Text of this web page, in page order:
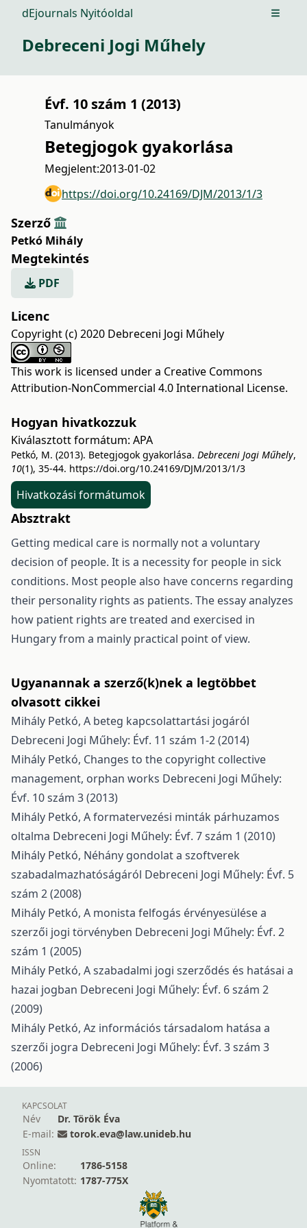
dEjournals Nyitóoldal Open
Debreceni Jogi Műhely
Évf. 10 szám 1 (2013)
Tanulmányok
Betegjogok gyakorlása
Megjelent:2013-01-02
https://doi.org/10.24169/DJM/2013/1/3
Szerző
Petkó Mihály
Megtekintés
PDF
Licenc
Copyright (c) 2020 Debreceni Jogi Műhely
This work is licensed under a Creative Commons
Attribution-NonCommercial 4.0 International License.
Hogyan hivatkozzuk
Kiválasztott formátum: APA
Petkó, M. (2013). Betegjogok gyakorlása. Debreceni Jogi Műhely,
10(1), 35-44. https://doi.org/10.24169/DJM/2013/1/3
Hivatkozási formátumok
Absztrakt
Getting medical care is normally not a voluntary
decision of people. It is a necessity for people in sick
conditions. Most people also have concerns regarding
their personality rights as patients. The essay analyzes
how patient rights are treated and exercised in
Hungary from a mainly practical point of view.
Ugyanannak a szerző(k)nek a legtöbbet
olvasott cikkei
Mihály Petkó, A beteg kapcsolattartási jogáról
Debreceni Jogi Műhely: Évf. 11 szám 1-2 (2014)
Mihály Petkó, Changes to the copyright collective
management, orphan works Debreceni Jogi Műhely:
Évf. 10 szám 3 (2013)
Mihály Petkó, A formatervezési minták párhuzamos
oltalma Debreceni Jogi Műhely: Évf. 7 szám 1 (2010)
Mihály Petkó, Néhány gondolat a szoftverek
szabadalmazhatóságáról Debreceni Jogi Műhely: Évf. 5
szám 2 (2008)
Mihály Petkó, A monista felfogás érvényesülése a
szerzői jogi törvényben Debreceni Jogi Műhely: Évf. 2
szám 1 (2005)
Mihály Petkó, A szabadalmi jogi szerződés és hatásai a
hazai jogban Debreceni Jogi Műhely: Évf. 6 szám 2
(2009)
Mihály Petkó, Az információs társadalom hatása a
szerzői jogra Debreceni Jogi Műhely: Évf. 3 szám 3
(2006)
KAPCSOLAT
Név
Dr. Török Éva
E-mail:
torok.eva@law.unideb.hu
ISSN
Online:
1786-5158
Nyomtatott: 1787-775X